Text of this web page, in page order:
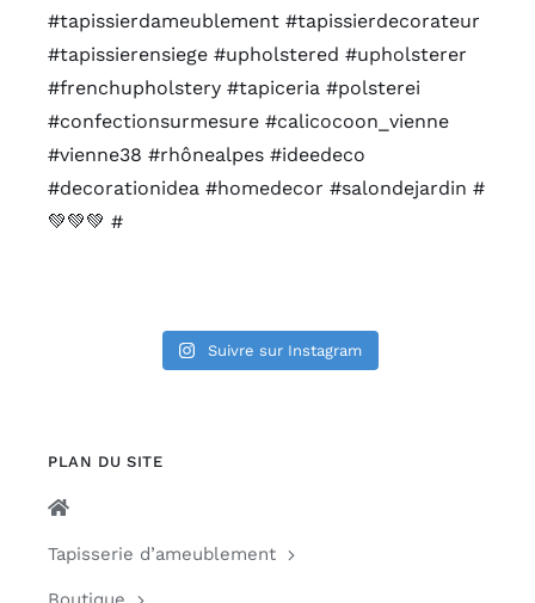
Suivre sur Instagram
PLAN DU SITE
Tapisserie d’ameublement